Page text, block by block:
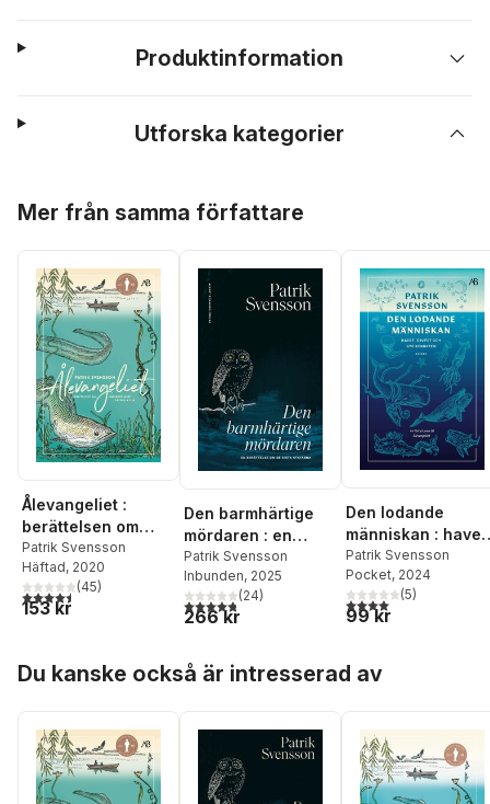
Produktinformation
Utforska kategorier
Mer från samma författare
Ålevangeliet :
berättelsen om
världens mest
gåtfulla fisk
Patrik Svensson
Häftad, 2020
4,5utav 5 stjärnor. Totalt antal röster:
(45)
153 kr
Den barmhärtige
mördaren : en
berättelse om de
sista statarna
Patrik Svensson
Inbunden, 2025
4,8utav 5 stjärnor. Totalt antal röster:
(24)
266 kr
Den lodande
människan : havet,
djupet och
nyfikenheten
Patrik Svensson
Pocket, 2024
4,0utav 5 stjärnor.
(5)
99 kr
Du kanske också är intresserad av